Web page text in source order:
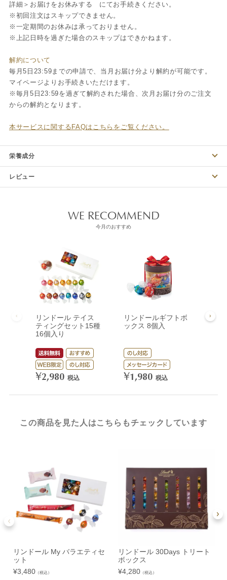
詳細＞お届けをお休みする にてお手続きください。
※初回注文はスキップできません。
※一定期間のお休みは承っておりません。
※上記日時を過ぎた場合のスキップはできかねます。
解約について
毎月5日23:59までの申請で、当月お届け分より解約が可能です。
マイページよりお手続きいただけます。
※毎月5日23:59を過ぎて解約された場合、次月お届け分のご注文
からの解約となります。
本サービスに関するFAQはこちらをご覧ください。
栄養成分
レビュー
WE RECOMMEND
今月のおすすめ
リンドール テイス
ティングセット15種
16個入り
¥2,980 税込
リンドールギフトボ
ックス 8個入
¥1,980 税込
リ
この商品を見た人はこちらもチェックしています
リンドール My バラエティセ
ット
¥3,480（税込）
リンドール 30Days トリート
ボックス
¥4,280（税込）